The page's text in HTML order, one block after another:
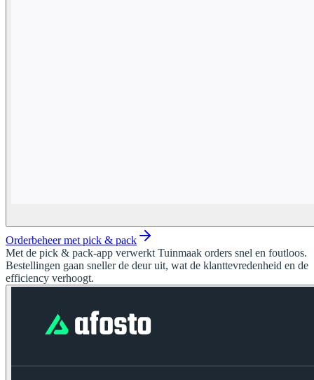
Orderbeheer met pick & pack
Met de pick & pack-app verwerkt Tuinmaak orders snel en foutloos.
Bestellingen gaan sneller de deur uit, wat de klanttevredenheid en de
efficiency verhoogt.